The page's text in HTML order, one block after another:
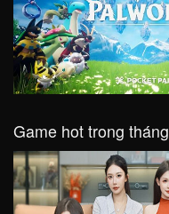
VIEW
Game hot trong tháng